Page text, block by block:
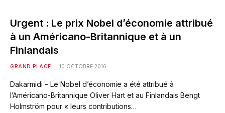
Urgent : Le prix Nobel d’économie attribué
à un Américano-Britannique et à un
Finlandais
GRAND PLACE 10 OCTOBRE 2016
Dakarmidi – Le Nobel d’économie a été attribué à
l’Américano-Britannique Oliver Hart et au Finlandais Bengt
Holmström pour « leurs contributions…